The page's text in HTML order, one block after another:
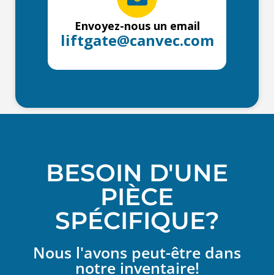
Envoyez-nous un email
liftgate@canvec.com
BESOIN D'UNE
PIÈCE
SPÉCIFIQUE?
Nous l'avons peut-être dans
notre inventaire!